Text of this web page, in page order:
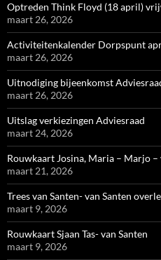
Optreden Think Floyd (18 april)
maart 26, 2026
Activiteitenkalender Dorpspunt
maart 26, 2026
Uitnodiging bijeenkomst
maart 26, 2026
Uitslag verkiezingen Adviesraad
maart 24, 2026
Rouwkaart Josina, Maria – Marjo
maart 21, 2026
Trees van Santen- van Santen
maart 9, 2026
Rouwkaart Sjaan Tas- van Santen
maart 9, 2026